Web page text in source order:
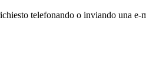
telefonando o inviando una